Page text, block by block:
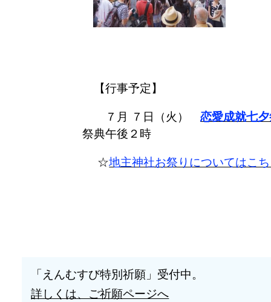
【行事予定】
７月 ７日（火）恋愛成就七
祭典午後２時
☆地主神社お祭りについてはこ
「えんむすび特別祈願」受付中。
詳しくは、ご祈願ページへ